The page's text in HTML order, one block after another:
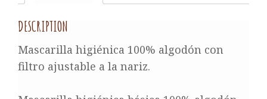
DESCRIPTION
Mascarilla higiénica 100% algodón con
filtro ajustable a la nariz.